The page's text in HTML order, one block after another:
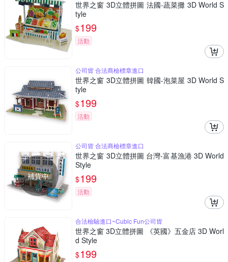
世界之窗 3D立體拼圖 法國-蔬菜攤 3D World S
tyle
$199
活動
公司貨 合法商檢標章進口
世界之窗 3D立體拼圖 韓國-泡菜屋 3D World S
tyle
$199
活動
補貨中
公司貨 合法商檢標章進口
世界之窗 3D立體拼圖 台灣-富基漁港 3D World
Style
$199
活動
合法檢驗進口~Cubic Fun公司貨
世界之窗 3D立體拼圖 《英國》五金店 3D Worl
d Style
$199